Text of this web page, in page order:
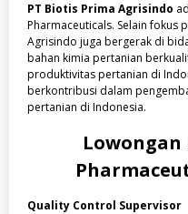
PT Biotis Prima Agrisindo
Pharmaceuticals. Selain fokus
Agrisindo juga bergerak di
bahan kimia pertanian
produktivitas pertanian di
berkontribusi dalam
pertanian di Indonesia.
Lowongan
Quality Control Supervisor